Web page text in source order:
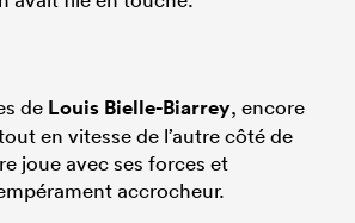
de Louis Bielle-Biarrey, encore
en vitesse de l’autre côté de
joue avec ses forces et
accrocheur.